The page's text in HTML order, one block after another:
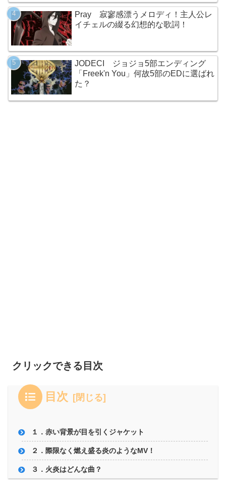
Pray 寂寥感漂うメロディ！主人公レ
イチェルの綴る幻想的な歌詞！
JODECI ジョジョ5部エンディング
「Freek'n You」何故5部のEDに選ばれ
た？
クリックできる目次
目次
１．赤い背景が目を引くジャケット
２．際限なく燃え盛る炎のようなMV！
３．火炎はどんな曲？